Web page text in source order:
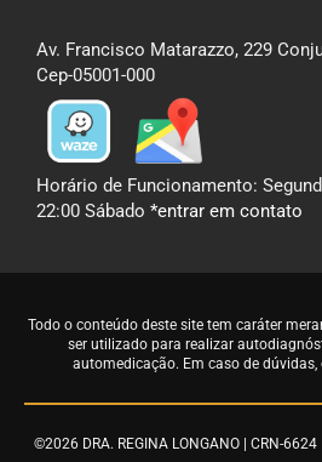
Av. Francisco Matarazzo, 229
Cep-05001-000
Horário de Funcionamento:
22:00 Sábado *entrar em contato
Todo o conteúdo deste site tem caráter
ser utilizado para realizar
automedicação. Em caso de dúvidas,
©2026 DRA. REGINA LONGANO | CRN-